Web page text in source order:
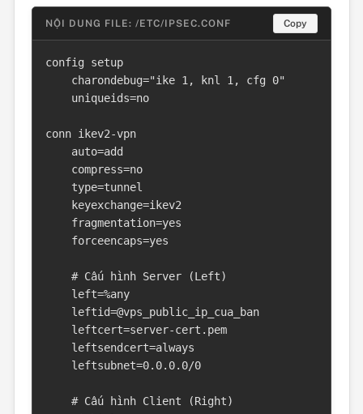
NỘI DUNG FILE: /ETC/IPSEC.CONF Copy
config setup
conn ikev2-vpn